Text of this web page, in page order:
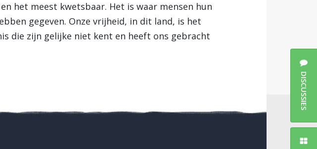
het meest kwetsbaar. Het is waar mensen hun
gegeven. Onze vrijheid, in dit land, is het
die zijn gelijke niet kent en heeft ons gebracht
DISCUSSIES